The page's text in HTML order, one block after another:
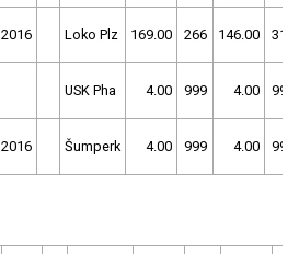
2016 Loko Plz 169.00 266 146.00 316
USK Pha 4.00 999 4.00 999
2016 Šumperk 4.00 999 4.00 999